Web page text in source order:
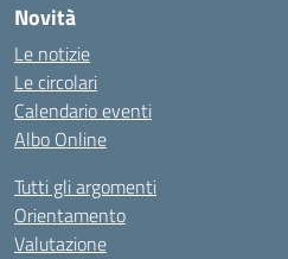
Novità
Le notizie
Le circolari
Calendario eventi
Albo Online
Tutti gli argomenti
Orientamento
Valutazione